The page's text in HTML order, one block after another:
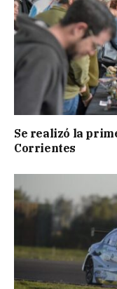
Se realizó la
Corrientes